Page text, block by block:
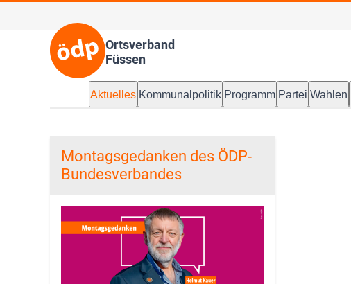
Ortsverband
Füssen
Aktuelles Kommunalpolitik Programm Partei Wahlen
Montagsgedanken des ÖDP-
Bundesverbandes